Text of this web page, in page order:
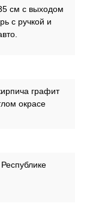
см с выходом
с ручкой и